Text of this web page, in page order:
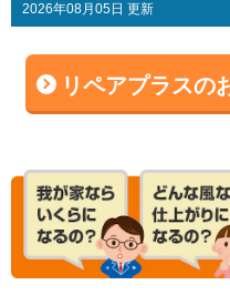
2026年08月05日 更新
リペアプラスの